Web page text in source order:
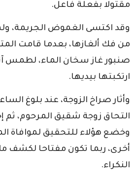
مقتولا بفعلة فاعل.
وقد اكتسى الغموض الجريمة،
من فك ألغازها، بعدما قامت
صنبور غاز سخان الماء، لطمس
ارتكبتها بيديها.
وأثار صراخ الزوجة، عند بلوغ
التحاق زوجة شقيق المرحوم، ثم
وخضع هؤلاء للتحقيق لموافاة
أخرى، ربما تكون مفتاحا لكشف
النكراء.